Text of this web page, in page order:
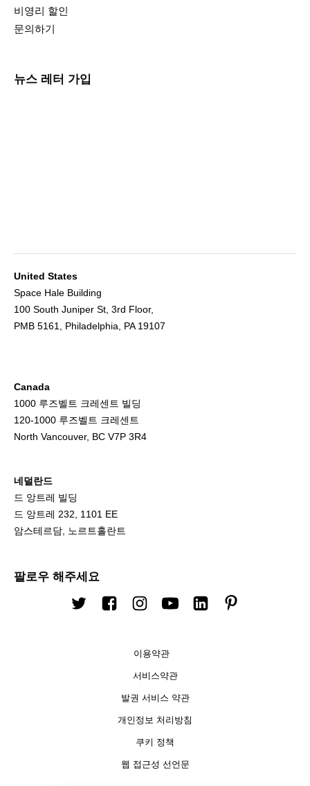
비영리 할인
문의하기
뉴스 레터 가입
United States
Space Hale Building
100 South Juniper St, 3rd Floor,
PMB 5161, Philadelphia, PA 19107
Canada
1000 루즈벨트 크레센트 빌딩
120-1000 루즈벨트 크레센트
North Vancouver, BC V7P 3R4
네덜란드
드 앙트레 빌딩
드 앙트레 232, 1101 EE
암스테르담, 노르트홀란트
팔로우 해주세요
트위터Facebook인스타그램
유튜브링크드 인
이용약관
서비스약관
발권 서비스 약관
개인정보 처리방침
쿠키 정책
웹 접근성 선언문